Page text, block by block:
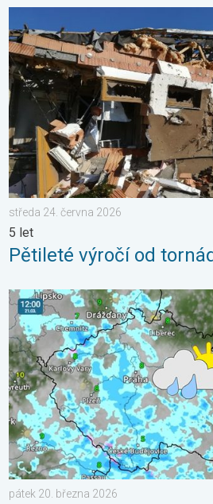
středa 24. června 2026
5 let
Pětileté výročí od
Sobota s přeháňkami, neděle
pátek 20. března 2026